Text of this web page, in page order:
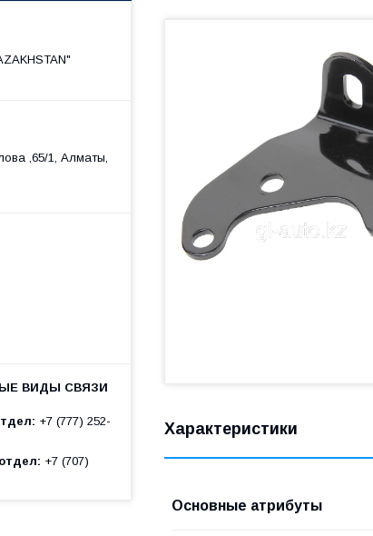
Характеристики
Основные атрибуты
,65/1, Алматы,
+7 (777) 252-
+7 (707)